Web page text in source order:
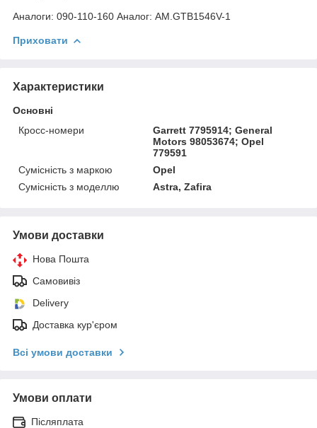
Аналоги: 090-110-160 Аналог: AM.GTB1546V-1
Приховати
Характеристики
Основні
Кросс-номери
Garrett 7795914; General
Motors 98053674; Opel
779591
Сумісність з маркою
Opel
Сумісність з моделлю
Astra, Zafira
Умови доставки
Нова Пошта
Самовивіз
Delivery
Доставка кур'єром
Всі умови доставки
Умови оплати
Післяплата